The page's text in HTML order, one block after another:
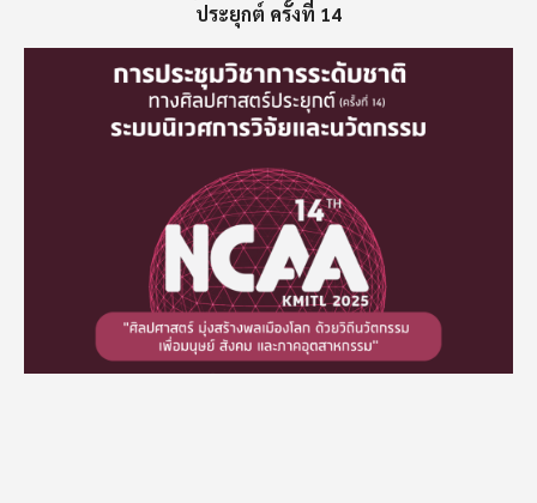
ประยุกต์ ครั้งที่ 14